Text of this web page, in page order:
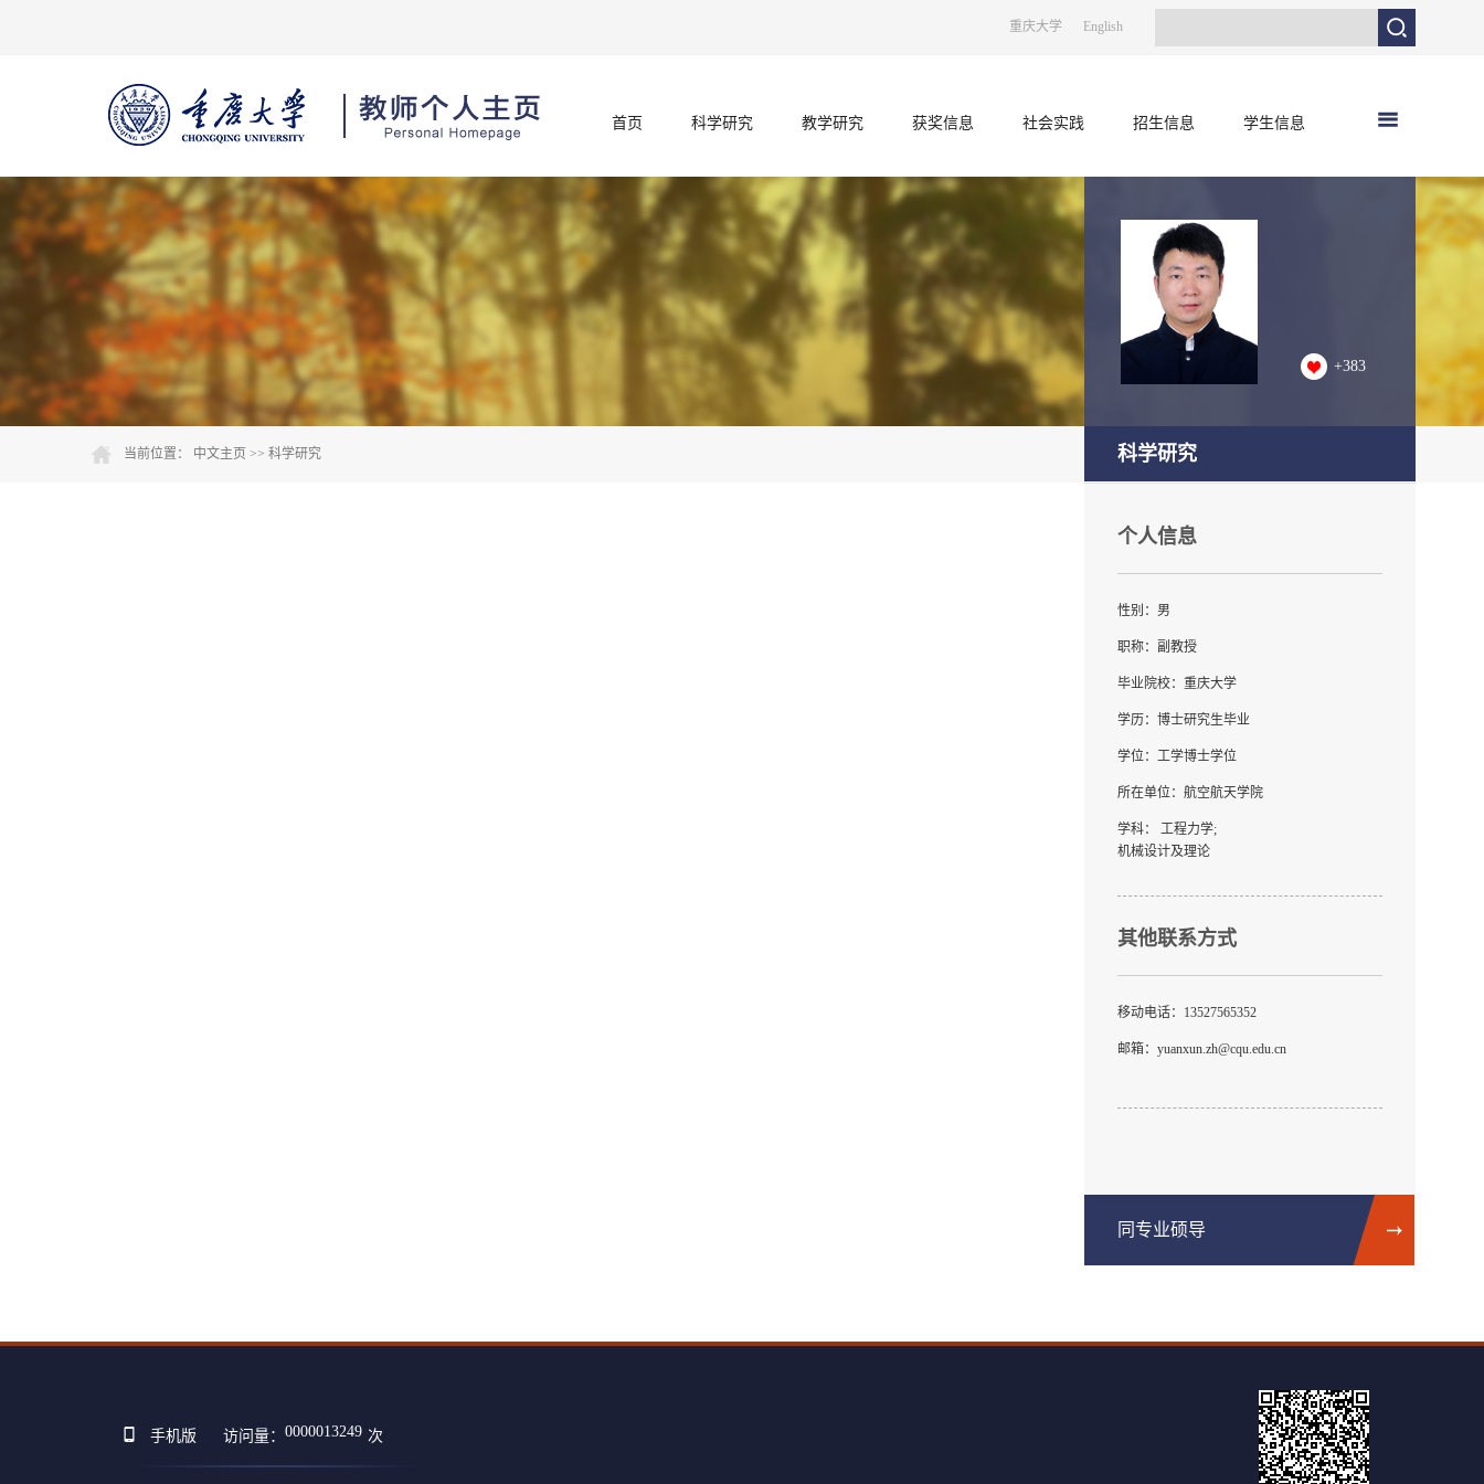
重庆大学 English
首页 科学研究 教学研究 获奖信息 社会实践 招生信息 学生信息
当前位置： 中文主页 >> 科学研究
+383
科学研究
个人信息
性别：男
职称：副教授
毕业院校：重庆大学
学历：博士研究生毕业
学位：工学博士学位
所在单位：航空航天学院
学科： 工程力学;
机械设计及理论
其他联系方式
移动电话： 13527565352
邮箱： yuanxun.zh@cqu.edu.cn
同专业硕导
手机版 访问量： 0000013249 次